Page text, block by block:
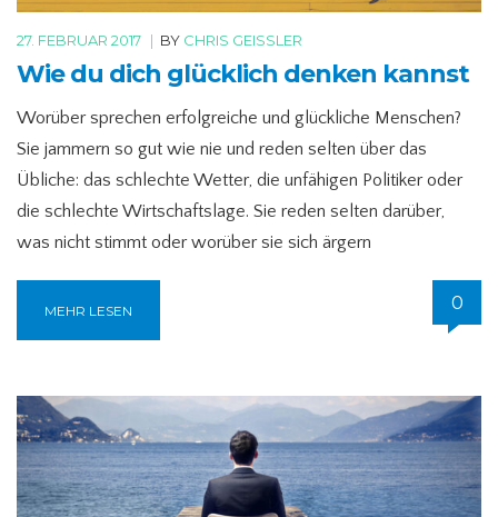
27. FEBRUAR 2017 | BY CHRIS GEISSLER
Wie du dich glücklich denken kannst
Worüber sprechen erfolgreiche und glückliche Menschen?
Sie jammern so gut wie nie und reden selten über das
Übliche: das schlechte Wetter, die unfähigen Politiker oder
die schlechte Wirtschaftslage. Sie reden selten darüber,
was nicht stimmt oder worüber sie sich ärgern
MEHR LESEN 0